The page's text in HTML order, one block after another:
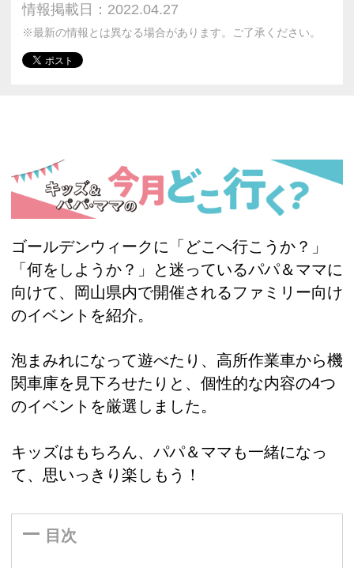
情報掲載日：2022.04.27
※最新の情報とは異なる場合があります。ご了承ください。
ゴールデンウィークに「どこへ行こうか？」
「何をしようか？」と迷っているパパ＆ママに
向けて、岡山県内で開催されるファミリー向け
のイベントを紹介。
泡まみれになって遊べたり、高所作業車から機
関車庫を見下ろせたりと、個性的な内容の4つ
のイベントを厳選しました。
キッズはもちろん、パパ＆ママも一緒になっ
て、思いっきり楽しもう！
目次